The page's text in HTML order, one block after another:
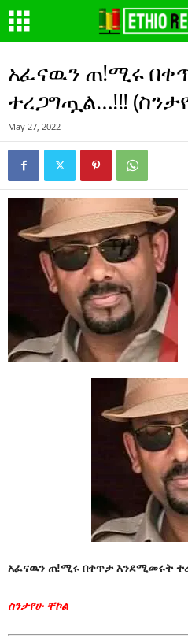
አፈናዉን ጠ!ሚሩ
ተረጋግጧል…!!!
May 27, 2022
አፈናዉን ጠ!ሚሩ በቀጥታ እንደሚመሩት
ስንታየሁ ቸኮል